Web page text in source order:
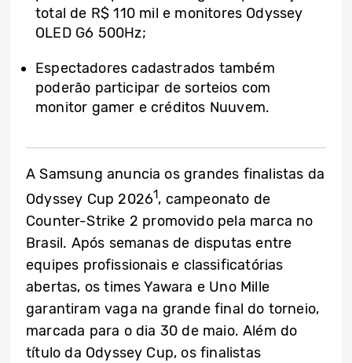
total de R$ 110 mil e monitores Odyssey
OLED G6 500Hz;
Espectadores cadastrados também
poderão participar de sorteios com
monitor gamer e créditos Nuuvem.
A Samsung anuncia os grandes finalistas da
Odyssey Cup 20261, campeonato de
Counter-Strike 2 promovido pela marca no
Brasil. Após semanas de disputas entre
equipes profissionais e classificatórias
abertas, os times Yawara e Uno Mille
garantiram vaga na grande final do torneio,
marcada para o dia 30 de maio. Além do
título da Odyssey Cup, os finalistas